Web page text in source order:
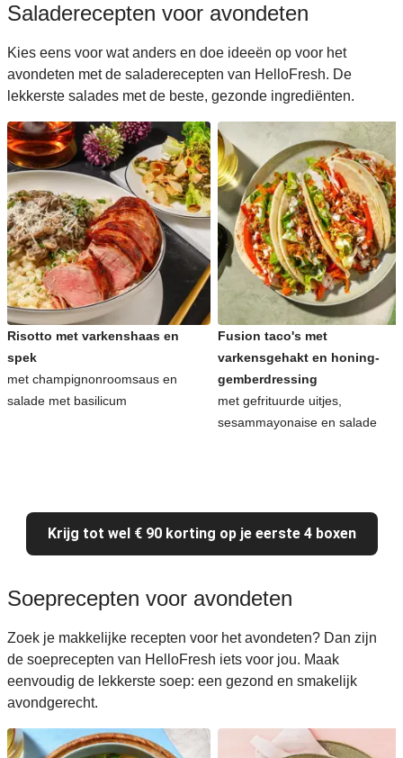
Saladerecepten voor avondeten
Kies eens voor wat anders en doe ideeën op voor het
avondeten met de saladerecepten van HelloFresh. De
lekkerste salades met de beste, gezonde ingrediënten.
Risotto met varkenshaas en
spek
met champignonroomsaus en
salade met basilicum
Fusion taco's met
varkensgehakt en honing-
gemberdressing
met gefrituurde uitjes,
sesammayonaise en salade
Krijg tot wel € 90 korting op je eerste 4 boxen
Soeprecepten voor avondeten
Zoek je makkelijke recepten voor het avondeten? Dan zijn
de soeprecepten van HelloFresh iets voor jou. Maak
eenvoudig de lekkerste soep: een gezond en smakelijk
avondgerecht.